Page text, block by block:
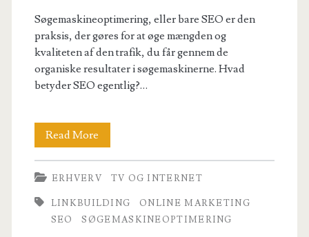
Søgemaskineoptimering, eller bare SEO er den
praksis, der gøres for at øge mængden og
kvaliteten af den trafik, du får gennem de
organiske resultater i søgemaskinerne. Hvad
betyder SEO egentlig?…
Read More
er
SEO?
ERHVERV TV OG INTERNET
LINKBUILDING
ONLINE MARKETING
SEO
SØGEMASKINEOPTIMERING